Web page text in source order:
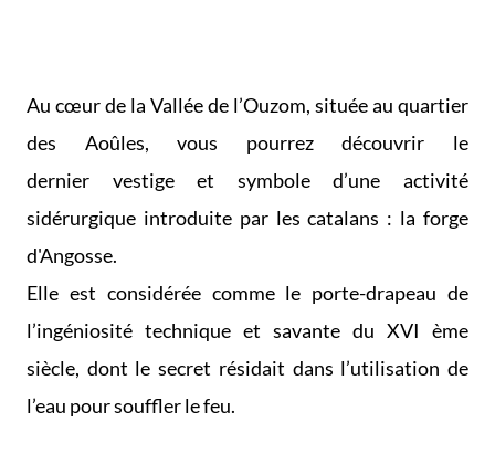
Au cœur de la Vallée de l’Ouzom, située au quartier
des Aoûles, vous pourrez découvrir le
dernier vestige et symbole d’une activité
sidérurgique introduite par les catalans : la forge
d'Angosse.
Elle est considérée comme le porte-drapeau de
l’ingéniosité technique et savante du XVI ème
siècle, dont le secret résidait dans l’utilisation de
l’eau pour souffler le feu.